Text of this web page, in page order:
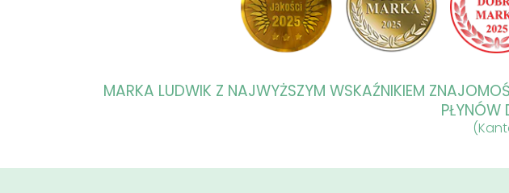
MARKA LUDWIK Z NAJWYŻSZYM WSKAŹNIKIEM
PŁYNÓW